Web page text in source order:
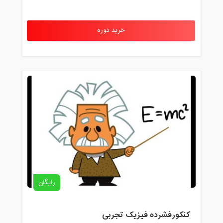
خرید دوره
رایگان
کنکورفشرده فیزیک تجربی